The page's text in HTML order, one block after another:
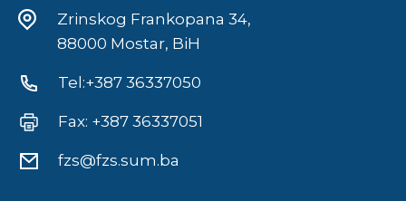
Zrinskog Frankopana 34,
88000 Mostar, BiH
Tel:+387 36337050
Fax: +387 36337051
fzs@fzs.sum.ba